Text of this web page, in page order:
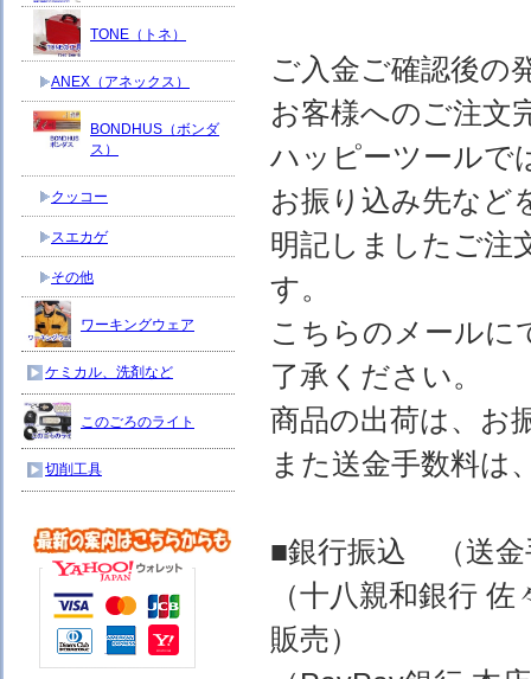
ご入金ご確認後の
お客様へのご注文
ハッピーツールで
お振り込み先など
明記しましたご注
す。
こちらのメールに
了承ください。
商品の出荷は、お
また送金手数料は
■銀行振込 （送金
（十八親和銀行
販売）
TONE（トネ）
ANEX（アネックス）
BONDHUS（ボンダ
ス）
クッコー
スエカゲ
その他
ワーキングウェア
ケミカル、洗剤など
このごろのライト
切削工具